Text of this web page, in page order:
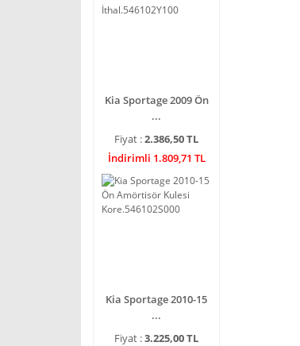
Kia Sportage 2009 Ön
...
Fiyat :2.386,50 TL
İndirimli 1.809,71 TL
Kia Sportage 2010-15
...
Fiyat :3.225,00 TL